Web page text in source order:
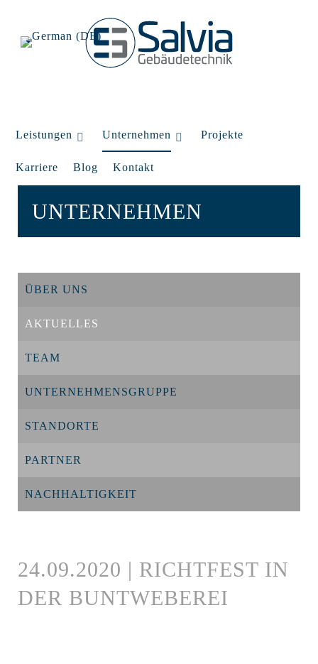
Leistungen Unternehmen Projekte
Karriere Blog Kontakt
UNTERNEHMEN
ÜBER UNS
AKTUELLES
TEAM
UNTERNEHMENSGRUPPE
STANDORTE
PARTNER
NACHHALTIGKEIT
24.09.2020 | RICHTFEST IN
DER BUNTWEBEREI